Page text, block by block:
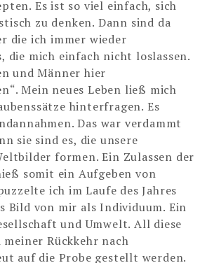
Es ist so viel einfach, sich
zu denken. Dann sind da
die ich immer wieder
die mich einfach nicht loslassen.
und Männer hier
Mein neues Leben ließ mich
hinterfragen. Es
Das war verdammt
sie sind es, die unsere
formen. Ein Zulassen der
somit ein Aufgeben von
ich im Laufe des Jahres
Bild von mir als Individuum. Ein
und Umwelt. All diese
Rückkehr nach
auf die Probe gestellt werden.